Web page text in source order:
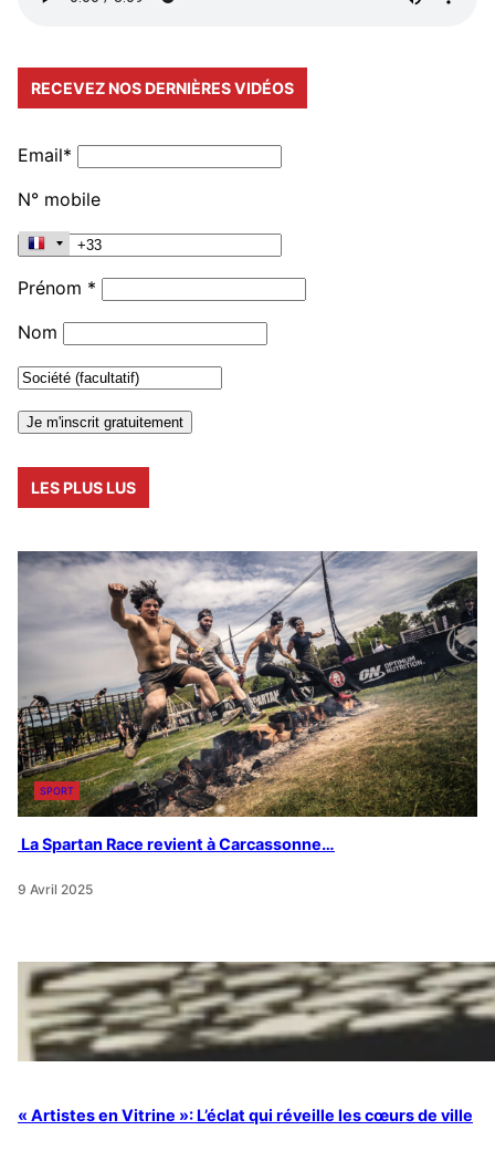
RECEVEZ NOS DERNIÈRES VIDÉOS
Email*
N° mobile
Prénom *
Nom
LES PLUS LUS
SPORT
La Spartan Race revient à Carcassonne…
9 Avril 2025
« Artistes en Vitrine »: L’éclat qui réveille les cœurs de ville